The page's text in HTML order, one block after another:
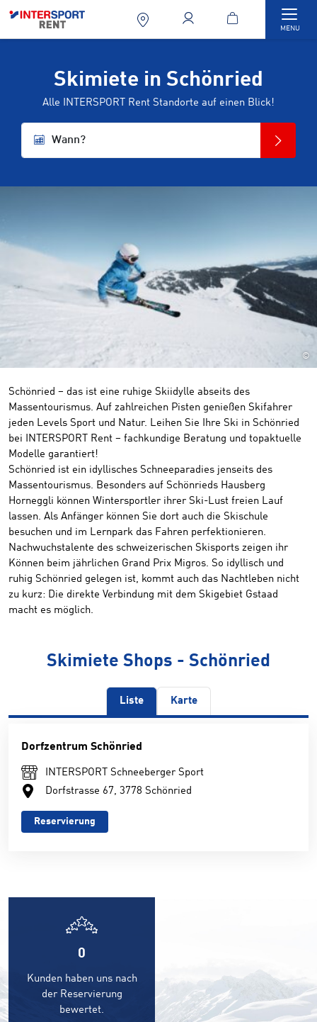
MENU
Skimiete in Schönried
Alle INTERSPORT Rent Standorte auf einen Blick!
Wann?
©
Schönried – das ist eine ruhige Skiidylle abseits des
Massentourismus. Auf zahlreichen Pisten genießen Skifahrer
jeden Levels Sport und Natur. Leihen Sie Ihre Ski in Schönried
bei INTERSPORT Rent – fachkundige Beratung und topaktuelle
Modelle garantiert!
Schönried ist ein idyllisches Schneeparadies jenseits des
Massentourismus. Besonders auf Schönrieds Hausberg
Horneggli können Wintersportler ihrer Ski-Lust freien Lauf
lassen. Als Anfänger können Sie dort auch die Skischule
besuchen und im Lernpark das Fahren perfektionieren.
Nachwuchstalente des schweizerischen Skisports zeigen ihr
Können beim jährlichen Grand Prix Migros. So idyllisch und
ruhig Schönried gelegen ist, kommt auch das Nachtleben nicht
zu kurz: Die direkte Verbindung mit dem Skigebiet Gstaad
macht es möglich.
Skimiete Shops - Schönried
Liste Karte
Dorfzentrum Schönried
INTERSPORT Schneeberger Sport
Dorfstrasse 67, 3778 Schönried
Reservierung
0
Kunden haben uns nach
der Reservierung
bewertet.